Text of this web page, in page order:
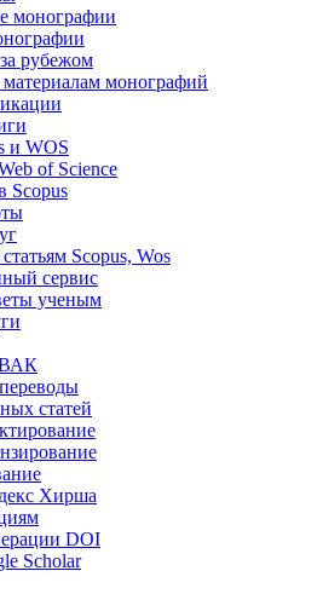
монографии
рубежом
монографий
и WOS
of Science
Scopus
Scopus, Wos
сервис
ученым
ВАК
статей
Хирша
DOI
Scholar